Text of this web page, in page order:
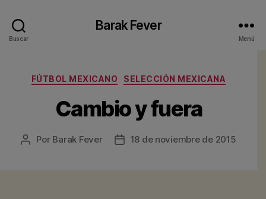
Buscar
Barak Fever
Menú
Categorías
FÚTBOL MEXICANO SELECCIÓN MEXICANA
Cambio y fuera
Autor
Por Barak Fever
Fecha18 de noviembre de 2015